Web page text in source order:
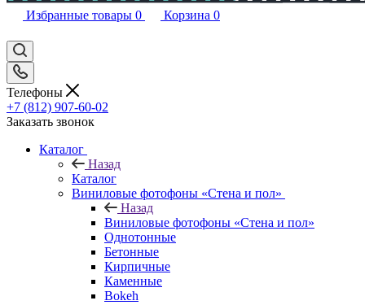
Избранные товары 0 Корзина 0
Телефоны
+7 (812) 907-60-02
Заказать звонок
Каталог
Назад
Каталог
Виниловые фотофоны «Стена и пол»
Назад
Виниловые фотофоны «Стена и пол»
Однотонные
Бетонные
Кирпичные
Каменные
Bokeh